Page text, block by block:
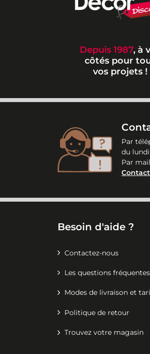
Depuis 1987, à
côtés pour
vos projets !
Par
du lundi
Par
Besoin d'aide ?
Contactez-nous
Les questions fréquentes
Modes de livraison et
Politique de retour
Trouvez votre magasin